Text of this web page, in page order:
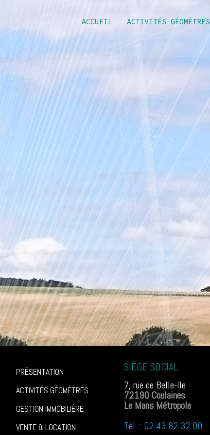
ACCUEIL ACTIVITÉS GÉOMÈTRES
PRÉSENTATION
ACTIVITÉS GÉOMÈTRES
GESTION IMMOBILIÈRE
VENTE & LOCATION
SIÈGE SOCIAL
7, rue de Belle-Ile
72190 Coulaines
Le Mans Métropole
Tél. : 02 43 82 32 00